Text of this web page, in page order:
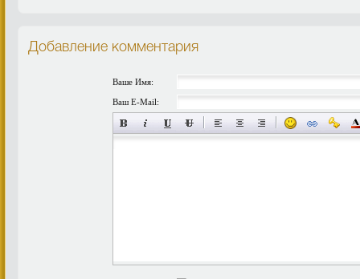
Добавление комментария
Ваше Имя:
Ваш E-Mail: